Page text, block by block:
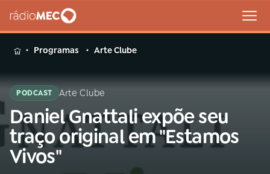
MENU
Buscar
na
Rádio
MEC
Buscar
Programas Arte Clube
PODCAST Arte Clube
Daniel Gnattali expõe seu
traço original em "Estamos
Vivos"